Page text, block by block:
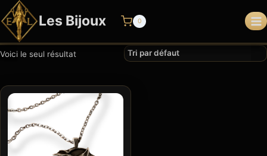
Aller
au
contenu
Les Bijoux 0
Voici le seul résultat